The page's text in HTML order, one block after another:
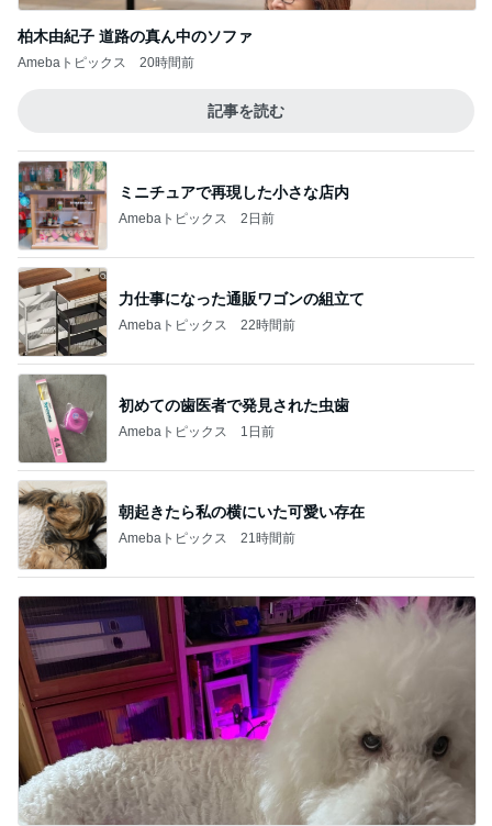
柏木由紀子 道路の真ん中のソファ
Amebaトピックス 20時間前
記事を読む
ミニチュアで再現した小さな店内
Amebaトピックス 2日前
力仕事になった通販ワゴンの組立て
Amebaトピックス 22時間前
初めての歯医者で発見された虫歯
Amebaトピックス 1日前
朝起きたら私の横にいた可愛い存在
Amebaトピックス 21時間前